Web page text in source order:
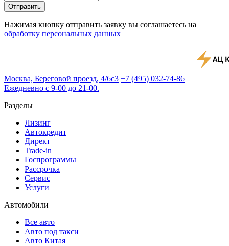
Отправить
Нажимая кнопку отправить заявку вы соглашаетесь на
обработку персональных данных
Москва, Береговой проезд, 4/6с3 +7 (495) 032-74-86
Ежедневно с 9-00 до 21-00.
Разделы
Лизинг
Автокредит
Директ
Trade-in
Госпрограммы
Рассрочка
Сервис
Услуги
Автомобили
Все авто
Авто под такси
Авто Китая